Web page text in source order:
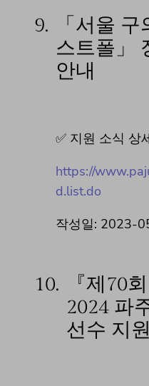
9.
「서울
스트폴」
안내
✅ 지원 소식 상
https://
d.list.do
작성일: 2023-
10.
『제70
2024 파
선수 지